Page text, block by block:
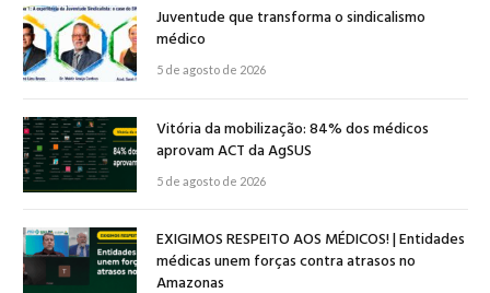
Juventude que transforma o sindicalismo
médico
5 de agosto de 2026
Vitória da mobilização: 84% dos médicos
aprovam ACT da AgSUS
5 de agosto de 2026
EXIGIMOS RESPEITO AOS MÉDICOS! | Entidades
médicas unem forças contra atrasos no
Amazonas